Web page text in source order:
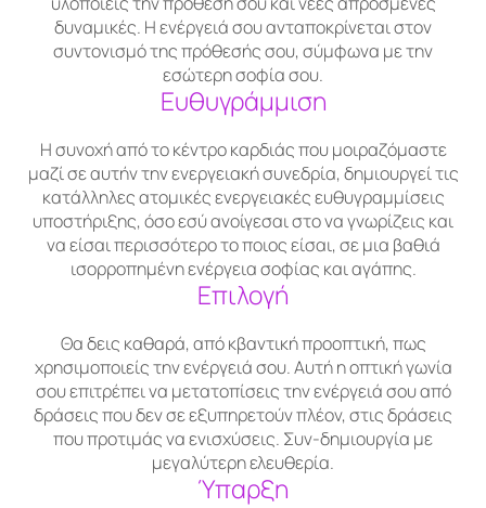
δυναμικές. Η ενέργειά σου ανταποκρίνεται στον
συντονισμό της πρόθεσής σου, σύμφωνα με την
εσώτερη σοφία σου.
Ευθυγράμμιση
Η συνοχή από το κέντρο καρδιάς που μοιραζόμαστε
μαζί σε αυτήν την ενεργειακή συνεδρία, δημιουργεί τις
κατάλληλες ατομικές ενεργειακές ευθυγραμμίσεις
υποστήριξης, όσο εσύ ανοίγεσαι στο να γνωρίζεις και
να είσαι περισσότερο το ποιος είσαι, σε μια βαθιά
ισορροπημένη ενέργεια σοφίας και αγάπης.
Επιλογή
Θα δεις καθαρά, από κβαντική προοπτική, πως
χρησιμοποιείς την ενέργειά σου. Αυτή η οπτική γωνία
σου επιτρέπει να μετατοπίσεις την ενέργειά σου από
δράσεις που δεν σε εξυπηρετούν πλέον, στις δράσεις
που προτιμάς να ενισχύσεις. Συν-δημιουργία με
μεγαλύτερη ελευθερία.
Ύπαρξη